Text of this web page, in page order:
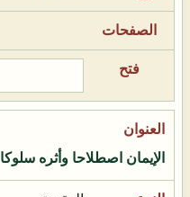
الإيمان اصطلاحا وأثره سلوكا